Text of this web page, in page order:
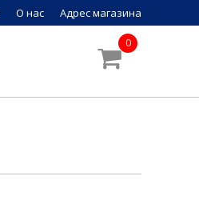
О нас Адрес магазина
0